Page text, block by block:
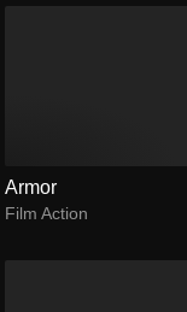
Armor
Film Action